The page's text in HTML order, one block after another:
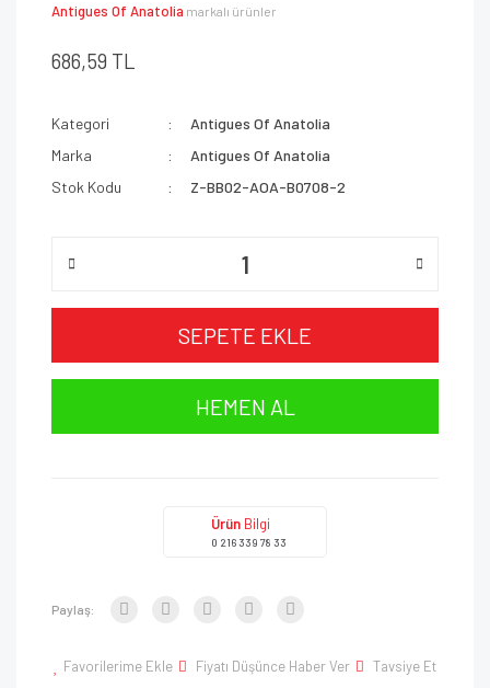
Antigues Of Anatolia markalı ürünler
686,59 TL
Kategori
Antigues Of Anatolia
Marka
Antigues Of Anatolia
Stok Kodu
Z-BB02-AOA-B0708-2
SEPETE EKLE
HEMEN AL
Ürün Bilgi
0 216 339 78 33
Paylaş:
Favorilerime Ekle Fiyatı Düşünce Haber Ver Tavsiye Et